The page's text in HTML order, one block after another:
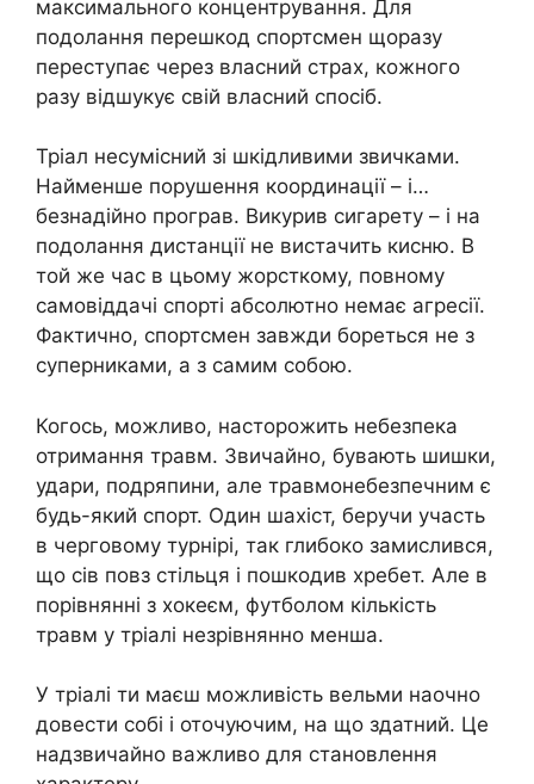
максимального концентрування. Для
подолання перешкод спортсмен щоразу
переступає через власний страх, кожного
разу відшукує свій власний спосіб.
Тріал несумісний зі шкідливими звичками.
Найменше порушення координації – і…
безнадійно програв. Викурив сигарету – і на
подолання дистанції не вистачить кисню. В
той же час в цьому жорсткому, повному
самовіддачі спорті абсолютно немає агресії.
Фактично, спортсмен завжди бореться не з
суперниками, а з самим собою.
Когось, можливо, насторожить небезпека
отримання травм. Звичайно, бувають шишки,
удари, подряпини, але травмонебезпечним є
будь-який спорт. Один шахіст, беручи участь
в черговому турнірі, так глибоко замислився,
що сів повз стільця і пошкодив хребет. Але в
порівнянні з хокеєм, футболом кількість
травм у тріалі незрівнянно менша.
У тріалі ти маєш можливість вельми наочно
довести собі і оточуючим, на що здатний. Це
надзвичайно важливо для становлення